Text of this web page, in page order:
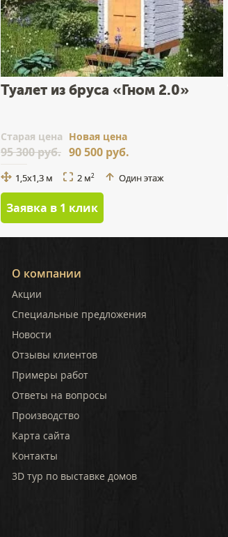
Туалет из бруса «Гном 2.0»
Cтарая цена
95 300 руб.
Новая цена
90 500 руб.
1,5x1,3 м 2 м2 Один этаж
Заявка в 1 клик
О компании
Акции
Специальные предложения
Новости
Отзывы клиентов
Примеры работ
Ответы на вопросы
Производство
Карта сайта
Контакты
3D тур по выставке домов